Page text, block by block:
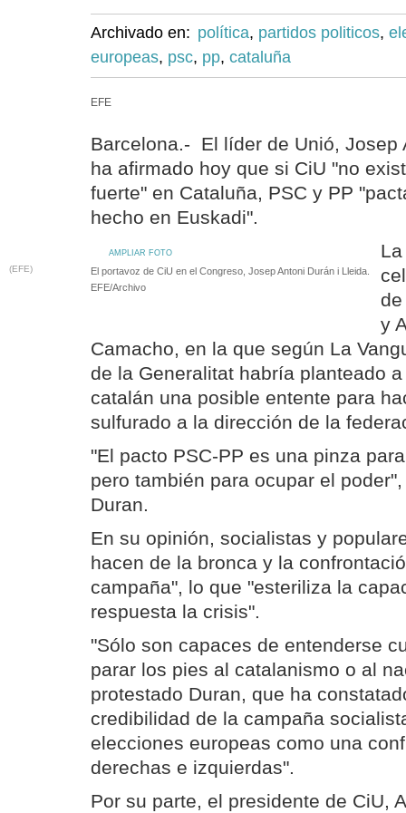
Archivado en: política, partidos politicos,
europeas, psc, pp, cataluña
EFE
Barcelona.- El líder de Unió, Josep
ha afirmado hoy que si CiU "no
fuerte" en Cataluña, PSC y PP
hecho en Euskadi".
AMPLIAR FOTO
(EFE)
El portavoz de CiU en el Congreso, Josep Antoni Durán i Lleida.
EFE/Archivo
y
Camacho, en la que según La
de la Generalitat habría planteado
catalán una posible entente para
sulfurado a la dirección de la
"El pacto PSC-PP es una pinza
pero también para ocupar el
Duran.
En su opinión, socialistas y
hacen de la bronca y la
campaña", lo que "esteriliza la
respuesta la crisis".
"Sólo son capaces de entenderse
parar los pies al catalanismo o al
protestado Duran, que ha
credibilidad de la campaña
elecciones europeas como una
derechas e izquierdas".
Por su parte, el presidente de CiU,